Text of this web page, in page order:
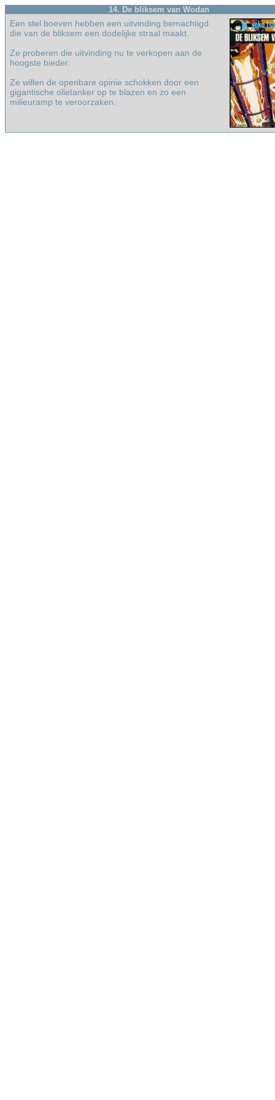
14. De bliksem van Wodan
Een stel boeven hebben een uitvinding bemachtigd
die van de bliksem een dodelijke straal maakt.
Ze proberen die uitvinding nu te verkopen aan de
hoogste bieder.
Ze willen de openbare opinie schokken door een
gigantische olietanker op te blazen en zo een
milieuramp te veroorzaken.